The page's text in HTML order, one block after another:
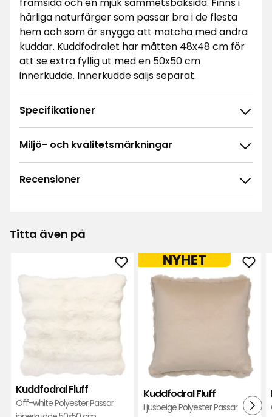
framsida och en mjuk sammetsbaksida. Finns i
härliga naturfärger som passar bra i de flesta
hem och som är snygga att matcha med andra
kuddar. Kuddfodralet har måtten 48x48 cm för
att se extra fyllig ut med en 50x50 cm
innerkudde. Innerkudde säljs separat.
Specifikationer
Miljö- och kvalitetsmärkningar
Recensioner
4.8
Sortera efter
Filtrera på
Recensioner (96)
C< Carolina <3
Otroligt mjukt & lent kuddfodral med rosliknande
Titta även på
Kuddfodral Fluff
Off-white Polyester Passar
Lägg
till
Kuddfodral
Fluff
i
favoriter
Kuddfodral Fluff
Ljusbeige Polyester Passar
NYHET
Lägg
till
Fluff
i